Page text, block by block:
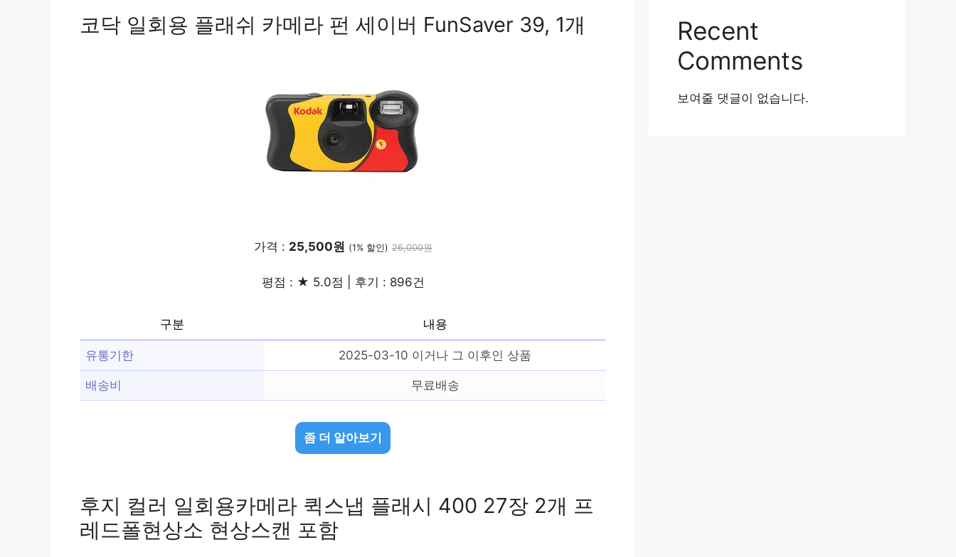
코닥 일회용 플래쉬 카메라 펀 세이버 FunSaver 39, 1개
가격 : 25,500원 (1% 할인) 26,000원
평점 : ★ 5.0점 | 후기 : 896건
구분 내용
유통기한 2025-03-10 이거나 그 이후인 상품
배송비 무료배송
좀 더 알아보기
후지 컬러 일회용카메라 퀵스냅 플래시 400 27장 2개 프
레드폴현상소 현상스캔 포함
Recent
Comments
보여줄 댓글이 없습니다.